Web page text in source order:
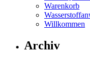
Warenkorb
Willkommen
Archiv